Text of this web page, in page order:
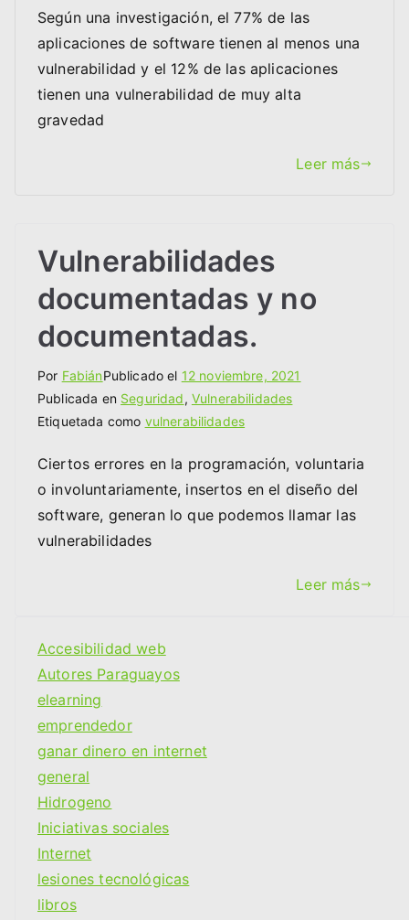
Según una investigación, el 77% de las
aplicaciones de software tienen al menos una
vulnerabilidad y el 12% de las aplicaciones
tienen una vulnerabilidad de muy alta
gravedad
Leer más
Vulnerabilidades
documentadas y no
documentadas.
Por FabiánPublicado el 12 noviembre, 2021
Publicada en Seguridad, Vulnerabilidades
Etiquetada como vulnerabilidades
Ciertos errores en la programación, voluntaria
o involuntariamente, insertos en el diseño del
software, generan lo que podemos llamar las
vulnerabilidades
Leer más
Accesibilidad web
Autores Paraguayos
elearning
emprendedor
ganar dinero en internet
general
Hidrogeno
Iniciativas sociales
Internet
lesiones tecnológicas
libros